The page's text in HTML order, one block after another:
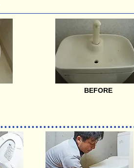
BEFORE